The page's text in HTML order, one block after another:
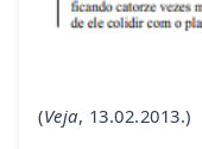
(Veja, 13.02.2013.)